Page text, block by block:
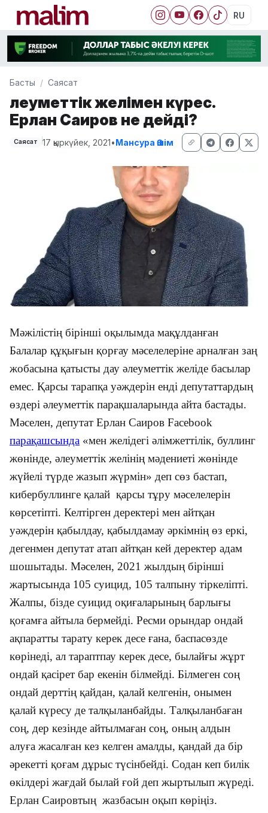
RU
Басты Саясат
Әлеуметтік желімен күрес.
Ерлан Саиров не дейді?
Саясат 17 қыркүйек, 2021•Мансура Әшім
Мәжілістің бірінші оқылымда мақұлданған
Балалар құқығын қорғау мәселелеріне арналған заң
жобасына қатысты дау әлеуметтік желіде басылар
емес. Қарсы тарапқа уәждерін енді депутаттардың
өздері әлеуметтік парақшаларында айта бастады.
Мәселен, депутат Ерлан Саиров Facebook
парақашсында «мен желідегі әлімжеттілік, буллинг
жөнінде, әлеуметтік желінің мәдениеті жөнінде
жүйелі түрде жазып жүрмін» деп сөз бастап,
кибербуллинге қалай қарсы тұру мәселелерін
көрсетіпті. Келтірген деректері мен айтқан
уәждерін қабылдау, қабылдамау әркімнің өз еркі,
дегенмен депутат атап айтқан кей деректер адам
шошытады. Мәселен, 2021 жылдың бірінші
жартысында 105 суицид, 105 талпыну тіркеліпті.
Жалпы, бізде суицид оқиғаларының барлығы
қоғамға айтыла бермейді. Ресми орындар ондай
ақпаратты тарату керек десе ғана, баспасөзде
көрінеді, ал тараптпау керек десе, былайғы жұрт
ондай қасірет бар екенін білмейді. Білмеген соң
ондай дерттің қайдан, қалай келгенін, онымен
қалай күресу де талқыланбайды. Талқыланбаған
соң, дер кезінде айтылмаған соң, оның алдын
алуға жасалған кез келген амалды, қандай да бір
әрекетті қоғам дұрыс түсінбейді. Содан кеп билік
өкілдері жағдай былай ғой деп жыртылып жүреді.
Ерлан Саировтың жазбасын оқып көріңіз.